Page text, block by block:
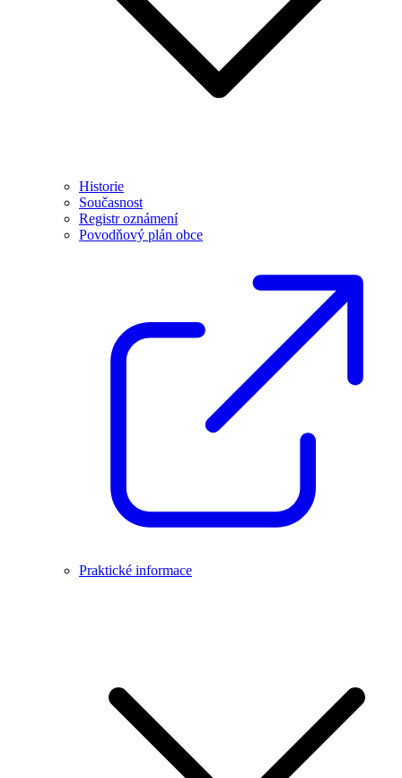
Historie
Současnost
Registr oznámení
Povodňový plán obce
Praktické informace